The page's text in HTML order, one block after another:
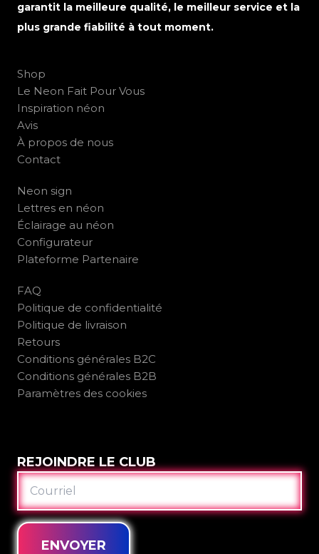
garantit la meilleure qualité, le meilleur service et la
plus grande fiabilité à tout moment.
Shop
Le Neon Fait Pour Vous
Inspiration néon
Avis
À propos de nous
Contact
Neon sign
Lettres en néon
Éclairage au néon
Configurateur
Plateforme Partenaire
FAQ
Politique de confidentialité
Politique de livraison
Retours
Conditions générales B2C
Conditions générales B2B
Paramètres des cookies
REJOINDRE LE CLUB
COURRIEL
ENVOYER